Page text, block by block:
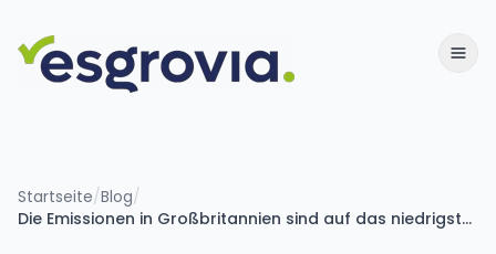
Startseite/Blog/
Die Emissionen in Großbritannien sind auf das niedrigste Niveau seit 1872 gesunken